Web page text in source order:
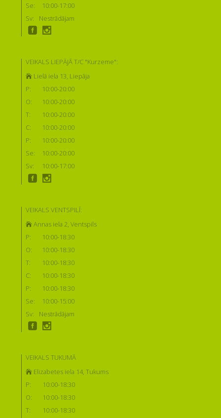
Se:
10:00-17:00
Sv:
Nestrādājam
VEIKALS LIEPĀJĀ T/C "Kurzeme":
Lielā iela 13, Liepāja
P:
10:00-20:00
O:
10:00-20:00
T:
10:00-20:00
C:
10:00-20:00
P:
10:00-20:00
Se:
10:00-20:00
Sv:
10:00-17:00
VEIKALS VENTSPILĪ:
Annas iela 2, Ventspils
P:
10:00-18:30
O:
10:00-18:30
T:
10:00-18:30
C:
10:00-18:30
P:
10:00-18:30
Se:
10:00-15:00
Sv:
Nestrādājam
VEIKALS TUKUMĀ
Elizabetes iela 14, Tukums
P:
10:00-18:30
O:
10:00-18:30
T:
10:00-18:30